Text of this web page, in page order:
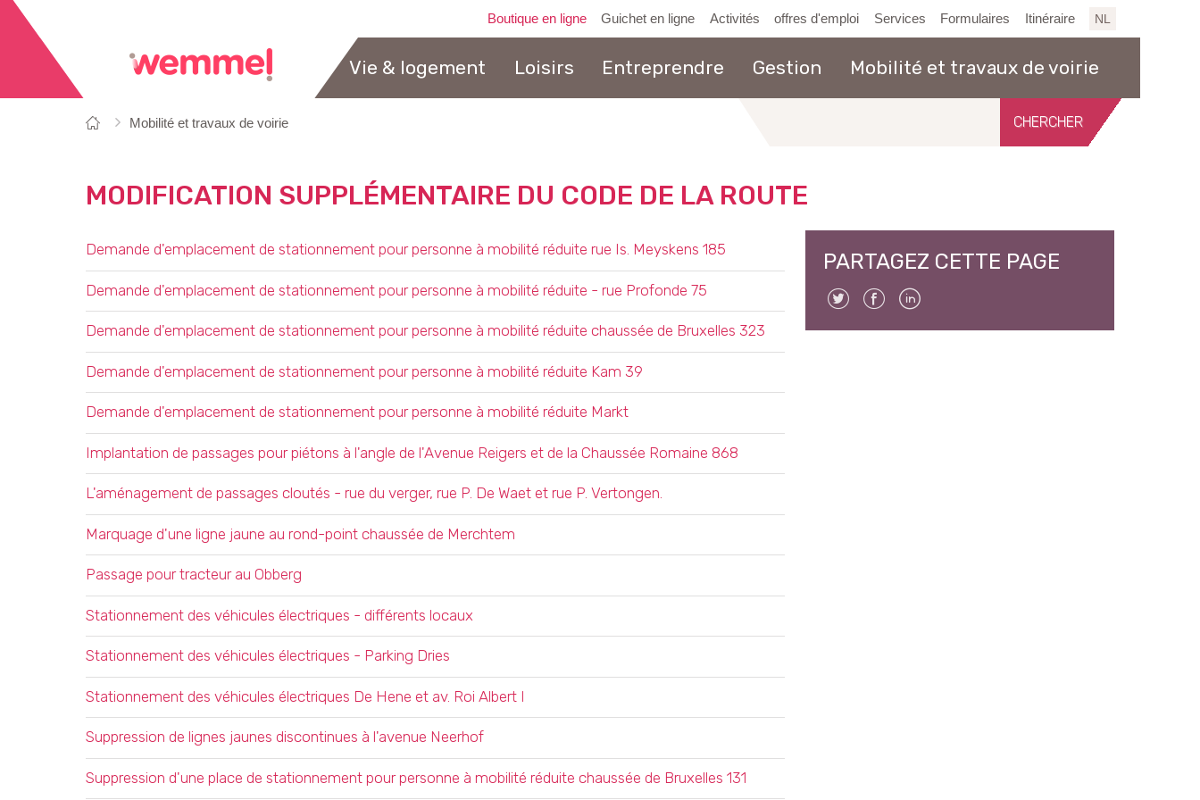
Boutique en ligne Guichet en ligne Activités offres d'emploi Services Formulaires Itinéraire NL
Vie & logement Loisirs Entreprendre Gestion Mobilité et travaux de voirie
êtes
Page
Mobilité et travaux de voirie
MODIFICATION SUPPLÉMENTAIRE DU CODE DE LA ROUTE
OVERZICHT
Demande d'emplacement de stationnement pour personne à mobilité réduite rue Is. Meyskens 185
Demande d'emplacement de stationnement pour personne à mobilité réduite - rue Profonde 75
Demande d'emplacement de stationnement pour personne à mobilité réduite chaussée de Bruxelles 323
Demande d'emplacement de stationnement pour personne à mobilité réduite Kam 39
Demande d'emplacement de stationnement pour personne à mobilité réduite Markt
Implantation de passages pour piétons à l'angle de l'Avenue Reigers et de la Chaussée Romaine 868
L'aménagement de passages cloutés - rue du verger, rue P. De Waet et rue P. Vertongen.
Marquage d'une ligne jaune au rond-point chaussée de Merchtem
Passage pour tracteur au Obberg
Stationnement des véhicules électriques - différents locaux
Stationnement des véhicules électriques - Parking Dries
Stationnement des véhicules électriques De Hene et av. Roi Albert I
Suppression de lignes jaunes discontinues à l'avenue Neerhof
Suppression d'une place de stationnement pour personne à mobilité réduite chaussée de Bruxelles 131
PARTAGEZ CETTE PAGE
Twitter Facebook